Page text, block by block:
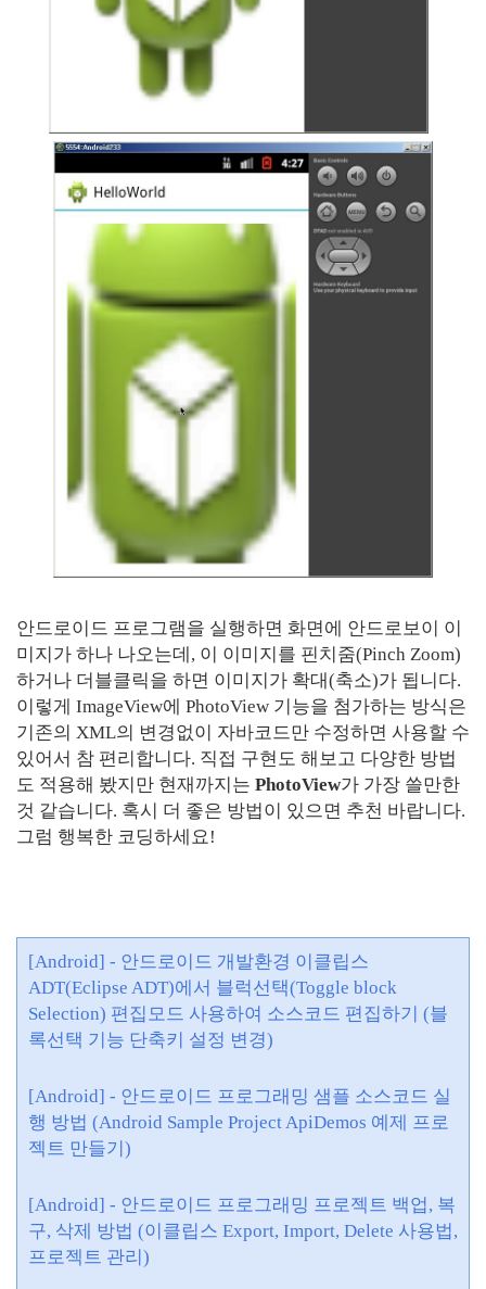
안드로이드 프로그램을 실행하면 화면에 안드로보이 이
미지가 하나 나오는데, 이 이미지를 핀치줌(Pinch Zoom)
하거나 더블클릭을 하면 이미지가 확대(축소)가 됩니다.
이렇게 ImageView에 PhotoView 기능을 첨가하는 방식은
기존의 XML의 변경없이 자바코드만 수정하면 사용할 수
있어서 참 편리합니다. 직접 구현도 해보고 다양한 방법
도 적용해 봤지만 현재까지는 PhotoView가 가장 쓸만한
것 같습니다. 혹시 더 좋은 방법이 있으면 추천 바랍니다.
그럼 행복한 코딩하세요!
[Android] - 안드로이드 개발환경 이클립스
ADT(Eclipse ADT)에서 블럭선택(Toggle block
Selection) 편집모드 사용하여 소스코드 편집하기 (블
록선택 기능 단축키 설정 변경)
[Android] - 안드로이드 프로그래밍 샘플 소스코드 실
행 방법 (Android Sample Project ApiDemos 예제 프로
젝트 만들기)
[Android] - 안드로이드 프로그래밍 프로젝트 백업, 복
구, 삭제 방법 (이클립스 Export, Import, Delete 사용법,
프로젝트 관리)